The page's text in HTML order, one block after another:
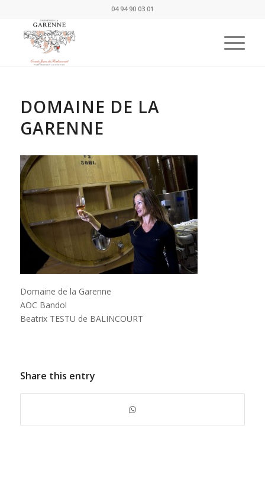
04 94 90 03 01
DOMAINE DE LA
GARENNE
Domaine de la Garenne
AOC Bandol
Beatrix TESTU de BALINCOURT
Share this entry